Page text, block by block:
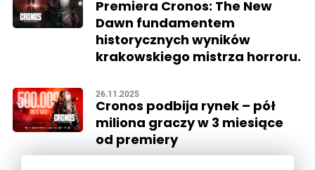
Premiera Cronos: The New
Dawn fundamentem
historycznych wyników
krakowskiego mistrza horroru.
26.11.2025
Cronos podbija rynek – pół
miliona graczy w 3 miesiące
od premiery